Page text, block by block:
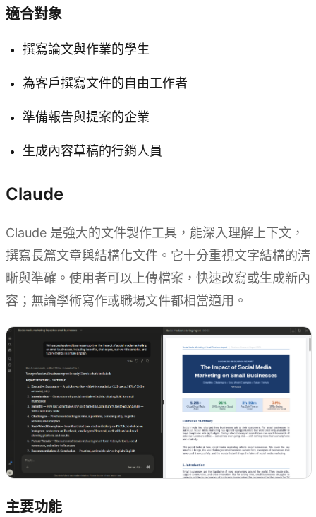
適合對象
撰寫論文與作業的學生
為客戶撰寫文件的自由工作者
準備報告與提案的企業
生成內容草稿的行銷人員
Claude
Claude 是強大的文件製作工具，能深入理解上下文，
撰寫長篇文章與結構化文件。它十分重視文字結構的清
晰與準確。使用者可以上傳檔案，快速改寫或生成新內
容；無論學術寫作或職場文件都相當適用。
主要功能